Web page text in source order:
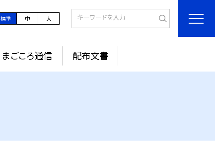
標準 中 大
まごころ通信 配布文書